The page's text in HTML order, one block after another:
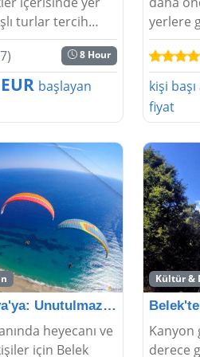
turlar tercih
doğal güzellikleri
ve
yaşanması için...
8 Hour
başlayan
yerlere
Belek
olur.
kişi başı
fiyat
Belek'ten Alanya'ya: Unutulmaz Yamaç Paraşütü Mace
heyecanı ve
için Belek
Kültür &
Kanyon
derece